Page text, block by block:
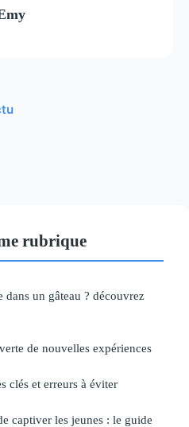
rubrique
dans un gâteau ? découvrez
de nouvelles expériences
clés et erreurs à éviter
captiver les jeunes : le guide